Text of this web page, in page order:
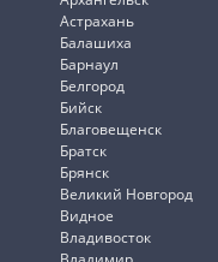
Астрахань
Балашиха
Барнаул
Белгород
Бийск
Благовещенск
Братск
Брянск
Великий Новгород
Видное
Владивосток